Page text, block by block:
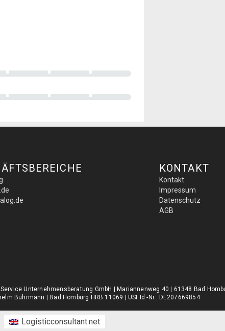
KONTAKT
Kontakt
Impressum
Datenschutz
AGB
Unternehmensberatung GmbH | Mariannenweg 40 | 61348 Bad
Bührmann | Bad Homburg HRB 11069 | USt.Id.-Nr.: DE207669854
Logisticconsultant.net